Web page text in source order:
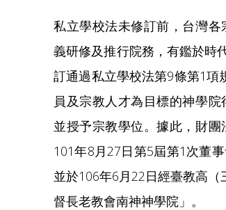
私立學校法未修訂前，台灣
義研修及推行院務，有鑑於時
訂通過私立學校法第9條第1項
員及宗教人才為目標的神學
並授予宗教學位。據此，財
101年8月27日第5屆第1次董
並於106年6月22日經臺教高
督長老教會南神神學院」。